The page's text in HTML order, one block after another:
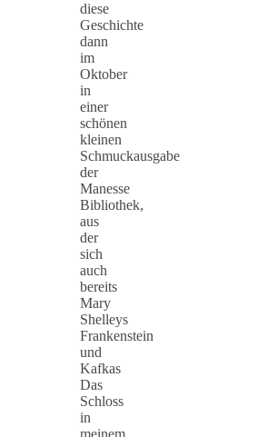
diese
Geschichte
dann
im
Oktober
in
einer
schönen
kleinen
Schmuckausgabe
der
Manesse
Bibliothek,
aus
der
sich
auch
bereits
Mary
Shelleys
Frankenstein
und
Kafkas
Das
Schloss
in
meinem